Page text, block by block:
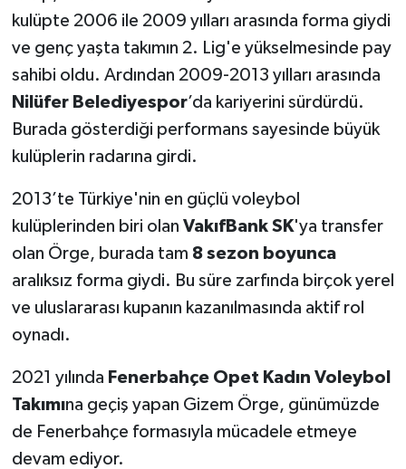
kulüpte 2006 ile 2009 yılları arasında forma giydi
ve genç yaşta takımın 2. Lig'e yükselmesinde pay
sahibi oldu. Ardından 2009-2013 yılları arasında
Nilüfer Belediyespor’da kariyerini sürdürdü.
Burada gösterdiği performans sayesinde büyük
kulüplerin radarına girdi.
2013’te Türkiye'nin en güçlü voleybol
kulüplerinden biri olan VakıfBank SK'ya transfer
olan Örge, burada tam 8 sezon boyunca
aralıksız forma giydi. Bu süre zarfında birçok yerel
ve uluslararası kupanın kazanılmasında aktif rol
oynadı.
2021 yılında Fenerbahçe Opet Kadın Voleybol
Takımına geçiş yapan Gizem Örge, günümüzde
de Fenerbahçe formasıyla mücadele etmeye
devam ediyor.